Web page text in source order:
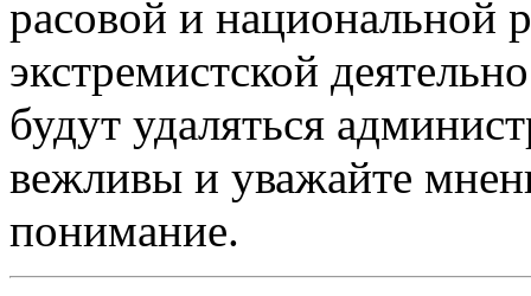
расовой и национальной
экстремистской
будут удаляться
вежливы и уважайте
понимание.